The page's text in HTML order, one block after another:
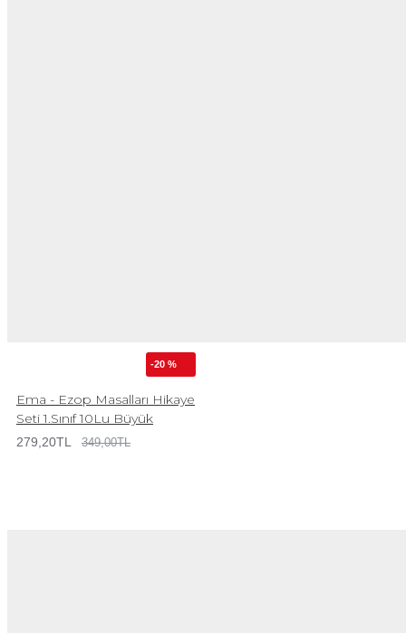
-20 %
Ema - Ezop Masalları Hikaye
Seti 1.Sınıf 10Lu Büyük
279,20TL 349,00TL